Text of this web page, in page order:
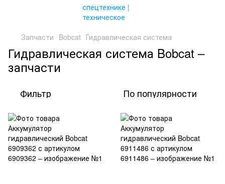
Запчасти Bobcat Гидравлическая система
Гидравлическая система Bobcat –
запчасти
Фильтр По популярности